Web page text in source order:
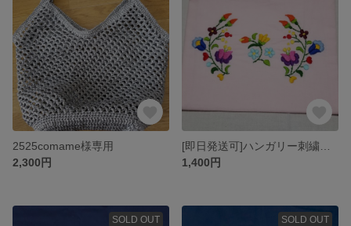
2525comame様専用
2,300円
1,400円
SOLD OUT SOLD OUT